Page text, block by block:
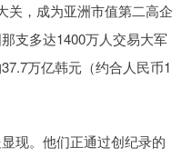
关，成为亚洲市值第二高企
支多达1400万人交易大军
万亿韩元（约合人民币1
现。他们正通过创纪录的